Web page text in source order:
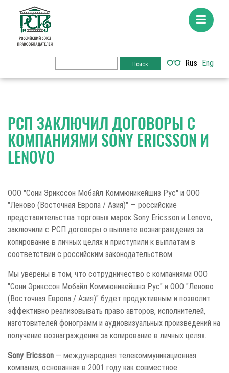
Rus Eng
РСП ЗАКЛЮЧИЛ ДОГОВОРЫ С
КОМПАНИЯМИ SONY ERICSSON И
LENOVO
ООО "Сони Эрикссон Мобайл Коммюникейшнз Рус" и ООО
"Леново (Восточная Европа / Азия)" — российские
представительства торговых марок Sony Ericsson и Lenovo,
заключили с РСП договоры о выплате вознаграждения за
копирование в личных целях и приступили к выплатам в
соответствии с российским законодательством.
Мы уверены в том, что сотрудничество с компаниями ООО
"Сони Эрикссон Мобайл Коммюникейшнз Рус" и ООО "Леново
(Восточная Европа / Азия)" будет продуктивным и позволит
эффективно реализовывать право авторов, исполнителей,
изготовителей фонограмм и аудиовизуальных произведений на
получение вознаграждения за копирование в личных целях.
Sony Ericsson — международная телекоммуникационная
компания, основанная в 2001 году как совместное